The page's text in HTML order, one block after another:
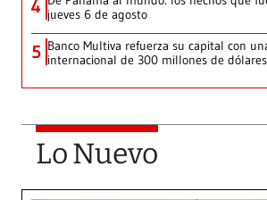
4 jueves 6 de agosto
5 Banco Multiva refuerza su capital con
internacional de 300 millones de dólares
Lo Nuevo